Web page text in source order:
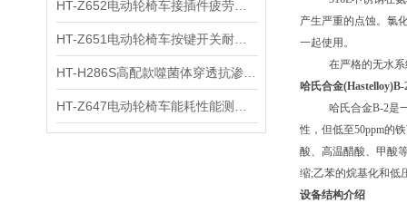
产生严重的点蚀。氯
一起使用。
在严格的无水
哈氏合金(Hastelloy)B-
哈氏合金B-2是
性，但低至50ppm的
酸、高温醋酸、甲酸
缩;乙苯的烷基化和低
设备结构介绍